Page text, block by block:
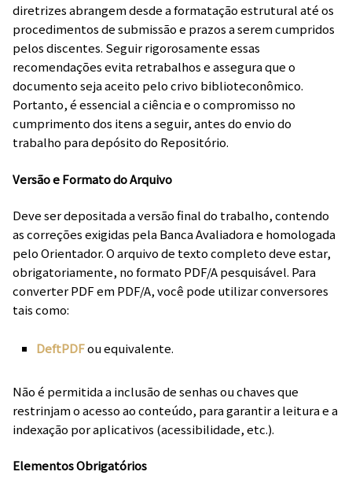
diretrizes abrangem desde a formatação estrutural até os
procedimentos de submissão e prazos a serem cumpridos
pelos discentes. Seguir rigorosamente essas
recomendações evita retrabalhos e assegura que o
documento seja aceito pelo crivo biblioteconômico.
Portanto, é essencial a ciência e o compromisso no
cumprimento dos itens a seguir, antes do envio do
trabalho para depósito do Repositório.
Versão e Formato do Arquivo
Deve ser depositada a versão final do trabalho, contendo
as correções exigidas pela Banca Avaliadora e homologada
pelo Orientador. O arquivo de texto completo deve estar,
obrigatoriamente, no formato PDF/A pesquisável. Para
converter PDF em PDF/A, você pode utilizar conversores
tais como:
DeftPDFou equivalente.
Não é permitida a inclusão de senhas ou chaves que
restrinjam o acesso ao conteúdo, para garantir a leitura e a
indexação por aplicativos (acessibilidade, etc.).
Elementos Obrigatórios